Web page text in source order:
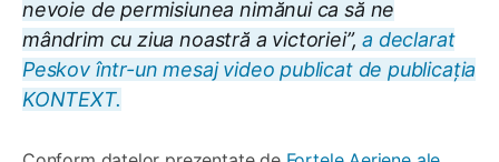
nevoie de permisiunea nimănui ca să ne
mândrim cu ziua noastră a victoriei”,a declarat
Peskov într-un mesaj video publicat de publicația
KONTEXT.